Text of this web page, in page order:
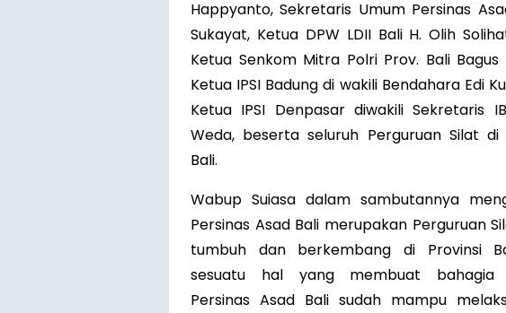
Happyanto, Sekretaris Umum Persinas
Sukayat, Ketua DPW LDII Bali H. Olih
Ketua Senkom Mitra Polri Prov. Bali Bagus
Ketua IPSI Badung di wakili Bendahara Edi
Ketua IPSI Denpasar diwakili Sekretaris
Weda, beserta seluruh Perguruan Silat di
Bali.
Wabup Suiasa dalam sambutannya
Persinas Asad Bali merupakan Perguruan
tumbuh dan berkembang di Provinsi
sesuatu hal yang membuat bahagia
Persinas Asad Bali sudah mampu